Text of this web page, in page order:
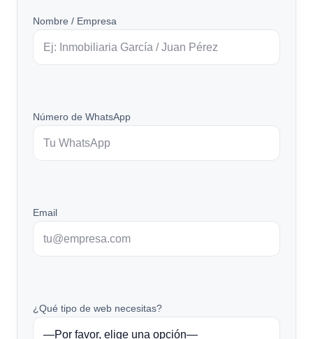
Nombre / Empresa
Número de WhatsApp
Email
¿Qué tipo de web necesitas?